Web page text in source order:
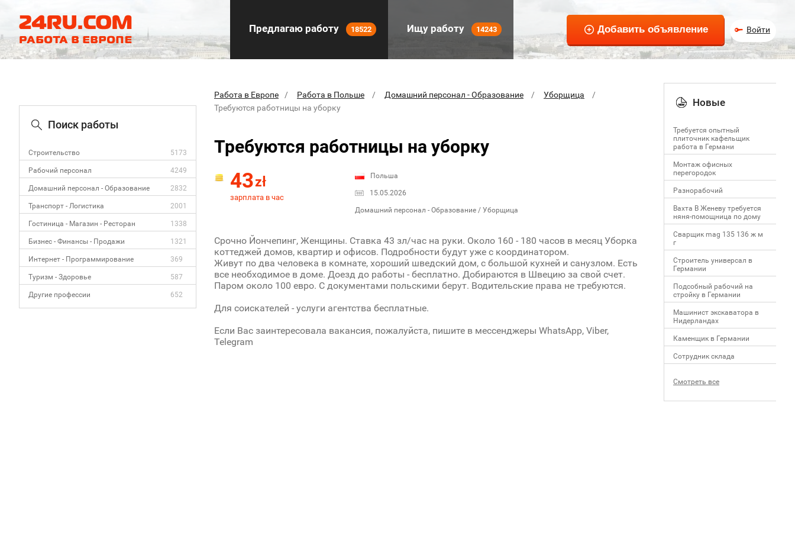
Предлагаю работу 18522 Ищу работу 14243 Войти
Поиск работы
Строительство 5173
Рабочий персонал 4249
Домашний персонал - Образование 2832
Транспорт - Логистика 2001
Гостиница - Магазин - Ресторан 1338
Бизнес - Финансы - Продажи 1321
Интернет - Программирование 369
Туризм - Здоровье 587
Другие профессии 652
Работа в Европе Работа в Польше Домашний персонал - Образование
Уборщица
Требуются работницы на уборку
Требуются работницы на уборку
43zł
зарплата в час
Польша
15.05.2026
Домашний персонал - Образование / Уборщица
Срочно Йончепинг, Женщины. Ставка 43 зл/час на руки. Около 160 - 180 часов в месяц Уборка
коттеджей домов, квартир и офисов. Подробности будут уже с координатором.
Живут по два человека в комнате, хороший шведский дом, с большой кухней и санузлом. Есть
все необходимое в доме. Доезд до работы - бесплатно. Добираются в Швецию за свой счет.
Паром около 100 евро. С документами польскими берут. Водительские права не требуются.
Для соискателей - услуги агентства бесплатные.
Если Вас заинтересовала вакансия, пожалуйста, пишите в мессенджеры WhatsApp, Viber,
Telegram
Новые
Требуется опытный
плиточник кафельщик
работa в Германи
Mонтаж офисных
перегородок
Разнорабочий
Вахта В Женеву требуется
няня-помощница по дому
Сварщик mag 135 136 ж м
г
Строитель универсал в
Германии
Подсобный рабочий на
стройку в Германии
Машинист экскаватора в
Нидерландах
Каменщик в Германии
Сотрудник склада
Смотреть все